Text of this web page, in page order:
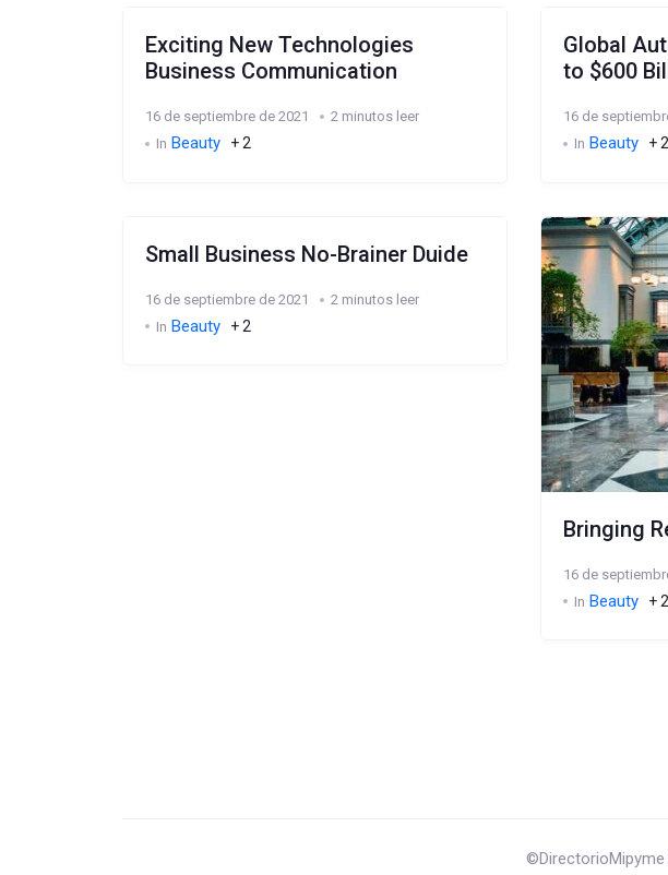
Exciting New Technologies
Business Communication
16 de septiembre de 2021
2 minutos leer
In Beauty + 2
Global
to $600
16 de
In Beauty + 2
Small Business No-Brainer Duide
16 de septiembre de 2021
2 minutos leer
In Beauty + 2
Bringing
16 de
In Beauty + 2